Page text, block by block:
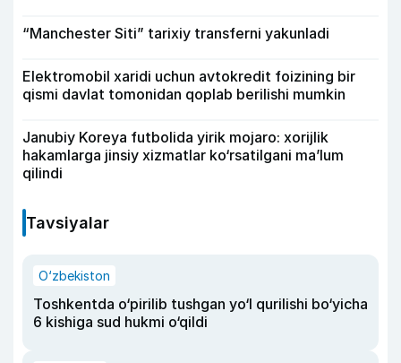
“Manchester Siti” tarixiy transferni yakunladi
Elektromobil xaridi uchun avtokredit foizining bir
qismi davlat tomonidan qoplab berilishi mumkin
Janubiy Koreya futbolida yirik mojaro: xorijlik
hakamlarga jinsiy xizmatlar ko‘rsatilgani ma’lum
qilindi
Tavsiyalar
O‘zbekiston
Toshkentda o‘pirilib tushgan yo‘l qurilishi bo‘yicha
6 kishiga sud hukmi o‘qildi